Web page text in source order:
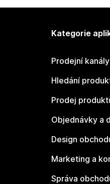
Kategorie
Prodejní kanály
Hledání
Prodej
Objednávky a
Design
Marketing a
Správa